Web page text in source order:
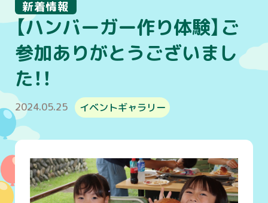
【ハンバーガー作り体験】ご
参加ありがとうございまし
た！！
新着情報
2024.05.25 イベントギャラリー